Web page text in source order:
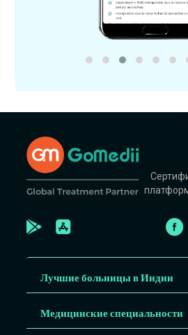
Лучшие больницы в Индии
Медицинские специальности